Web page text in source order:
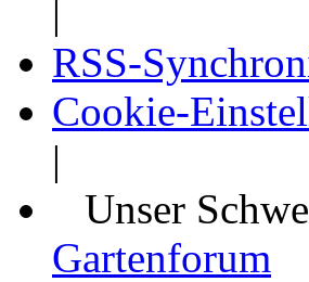
|
RSS-
Cookie-
|
Unser
Gartenforum